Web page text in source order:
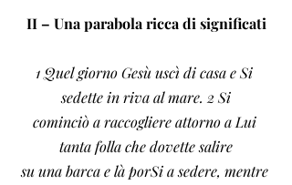
II – Una parabola ricca di significati
1 Quel giorno Gesù uscì di casa e Si
sedette in riva al mare. 2 Si
cominciò a raccogliere attorno a Lui
tanta folla che dovette salire
su una barca e là porSi a sedere, mentre